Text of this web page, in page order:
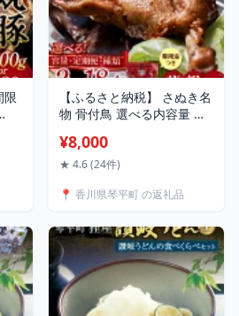
限
【ふるさと納税】 さぬき名
物 骨付鳥 選べる内容量 定
ット 2本～18本 冷蔵便 チ
ルド 名物 専用油付き 国産
¥8,000
★ 4.6 (24件)
📍 香川県琴平町 の返礼品